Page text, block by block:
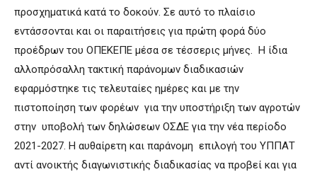
προσχηματικά κατά το δοκούν. Σε αυτό το πλαίσιο
εντάσσονται και οι παραιτήσεις για πρώτη φορά δύο
προέδρων του ΟΠΕΚΕΠΕ μέσα σε τέσσερις μήνες. Η ίδια
αλλοπρόσαλλη τακτική παράνομων διαδικασιών
εφαρμόστηκε τις τελευταίες ημέρες και με την
πιστοποίηση των φορέων για την υποστήριξη των αγροτών
στην υποβολή των δηλώσεων ΟΣΔΕ για την νέα περίοδο
2021-2027. Η αυθαίρετη και παράνομη επιλογή του ΥΠΠΑΤ
αντί ανοικτής διαγωνιστικής διαδικασίας να προβεί και για